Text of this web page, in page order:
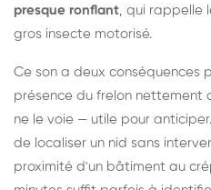
presque ronflant, qui rappelle
gros insecte motorisé.
Ce son a deux conséquences
présence du frelon nettement
ne le voie — utile pour
de localiser un nid sans
proximité d'un bâtiment au